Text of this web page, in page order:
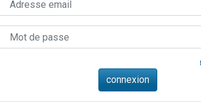
radio : Visions de grandeur n°104 : Le Chabbath et le
de demander une bénédiction
viennent de faire un don pour Sauvez la jambe de Yohan
pour étudier en groupe sur Zoom
donner son Maasser